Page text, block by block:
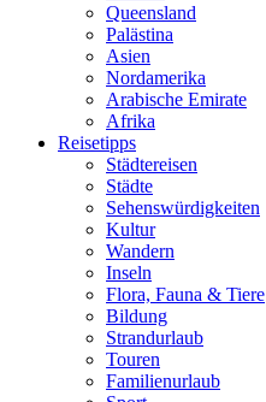
Queensland
Palästina
Asien
Nordamerika
Arabische Emirate
Afrika
Reisetipps
Städtereisen
Städte
Sehenswürdigkeiten
Kultur
Wandern
Inseln
Flora, Fauna & Tiere
Bildung
Strandurlaub
Touren
Familienurlaub